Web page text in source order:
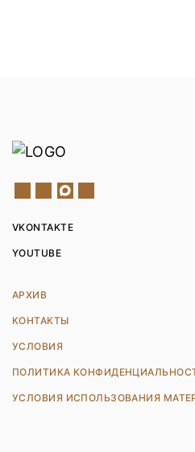
VKONTAKTE
YOUTUBE
АРХИВ
КОНТАКТЫ
УСЛОВИЯ
ПОЛИТИКА
УСЛОВИЯ ИСПОЛЬЗОВАНИЯ